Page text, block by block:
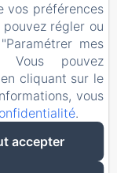
vos préférences
régler ou
mes
Vous pouvez
cliquant sur le
vous
.
accepter